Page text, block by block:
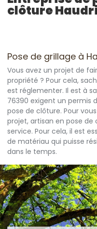
clôture
Pose de grillage à
Vous avez un projet de
propriété ? Pour cela,
est réglementer. Il est à
76390 exigent un permis
pose de clôture. Pour
projet, artisan en pose de
service. Pour cela, il est
de matériau qui puisse
dans le temps.